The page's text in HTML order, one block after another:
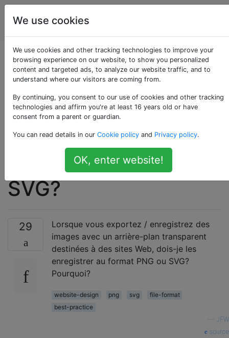
Conception
graphique
Quel format est le
meilleur pour
enregistrer des
images destinées aux
sites Web; PNG ou
SVG?
29
Lorsque vous exportez / enregistrez des
images avec un arrière-plan transparent
destinées à des sites Web, dois-je les
enregistrer au format PNG ou SVG?
Pourquoi?
website-design png svg
file-format
best-practice
JFW
source
We use cookies
We use cookies and other tracking technologies to improve your
browsing experience on our website, to show you personalized
content and targeted ads, to analyze our website traffic, and to
understand where our visitors are coming from.
By continuing, you consent to our use of cookies and other tracking
technologies and affirm you're at least 16 years old or have
consent from a parent or guardian.
You can read details in our Cookie policy and Privacy policy.
OK, enter website!